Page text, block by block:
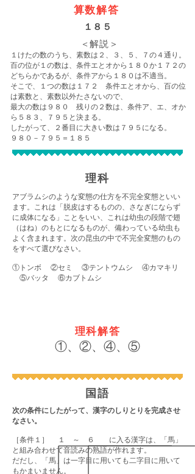
算数解答
１８５
＜解説＞
１けたの数のうち、素数は２、３、５、７の４通り。
百の位が１の数は、条件エとオから１８０か１７２の
どちらかであるが、条件アから１８０は不適当。
そこで、１つの数は１７２ 条件エとオから、百の位
は素数と、素数以外たさないので、
最大の数は９８０ 残りの２数は、条件ア、エ、オか
ら５８３、７９５と決まる。
したがって、２番目に大きい数は７９５になる。
９８０－７９５＝１８５
理科
アブラムシのような変態の仕方を不完全変態といい
ます。これは「脱皮はするものの、さなぎにならず
に成体になる」ことをいい、これは幼虫の段階で翅
（はね）のもとになるものが、備わっている幼虫も
よく含まれます。次の昆虫の中で不完全変態のもの
をすべて選びなさい。
①トンボ ②セミ ③テントウムシ ④カマキリ
⑤バッタ ⑥カブトムシ
理科解答
①、②、④、⑤
国語
次の条件にしたがって、漢字のしりとりを完成させ
なさい。
［条件１］ １ ～ ６ に入る漢字は、「馬」
と組み合わせて音読みの熟語が作れます。
だだし、「馬」は一字目に用いても二字目に用いて
もかまいません。